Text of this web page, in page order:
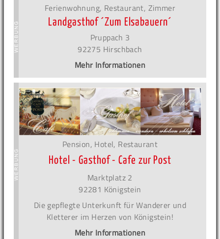
Ferienwohnung, Restaurant, Zimmer
Landgasthof ´Zum Elsabauern´
Pruppach 3
92275 Hirschbach
Mehr Informationen
Pension, Hotel, Restaurant
Hotel - Gasthof - Cafe zur Post
Marktplatz 2
92281 Königstein
Die gepflegte Unterkunft für Wanderer und
Kletterer im Herzen von Königstein!
Mehr Informationen